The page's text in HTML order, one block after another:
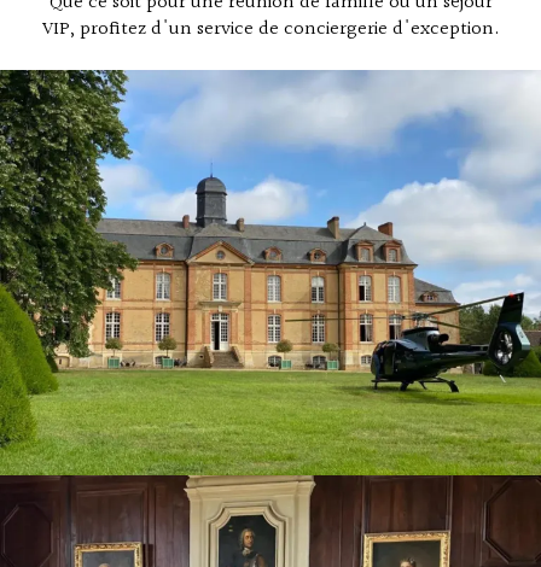
VIP, profitez d'un service de conciergerie d'exception.